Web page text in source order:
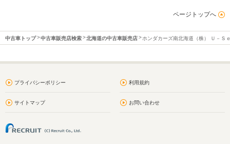
ページトップへ
中古車トップ 中古車販売店検索 北海道の中古車販売店 ホンダカーズ南北海道（株） Ｕ－Ｓ
プライバシーポリシー 利用規約
サイトマップ お問い合わせ